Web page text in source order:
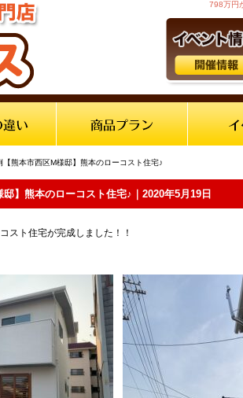
798万円
【熊本市西区M様邸】熊本のローコスト住宅♪
】熊本のローコスト住宅♪｜2020年5月19日
スト住宅が完成しました！！